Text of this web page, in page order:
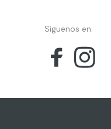
Síguenos en: